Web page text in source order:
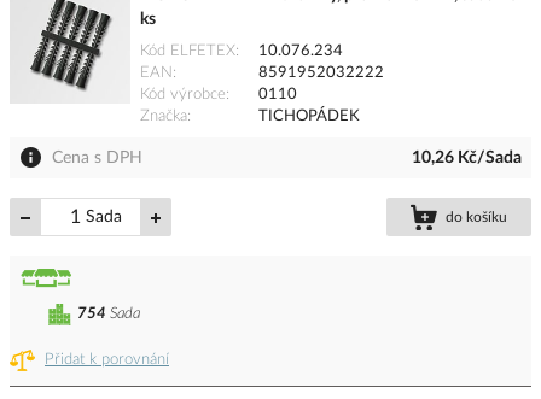
ks
Kód ELFETEX
10.076.234
EAN
8591952032222
Kód výrobce
0110
Značka
TICHOPÁDEK
Cena s DPH 10,26 Kč/Sada
Sada do košíku
Přidat k porovnání
754 Sada